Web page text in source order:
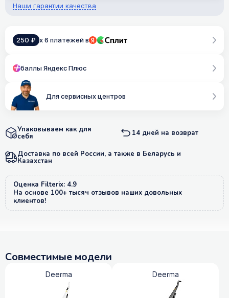
Наши гарантии качества
250 ₽ x 6 платежей в
баллы Яндекс Плюс
Для сервисных центров
Упаковываем как для
себя 14 дней на возврат
Доставка по всей России, а также в Беларусь и
Казахстан
Оценка Filterix: 4.9
На основе 100+ тысяч отзывов наших довольных
клиентов!
Совместимые модели
Deerma Deerma